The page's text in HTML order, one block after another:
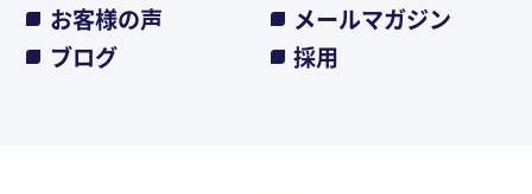
お客様の声
メールマガジン
ブログ
採用